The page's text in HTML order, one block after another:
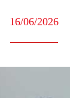
16/06/2026